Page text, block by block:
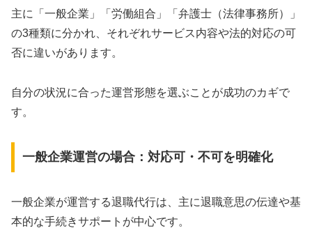
主に「一般企業」「労働組合」「弁護士（法律事務所）」
の3種類に分かれ、それぞれサービス内容や法的対応の可
否に違いがあります。
自分の状況に合った運営形態を選ぶことが成功のカギで
す。
一般企業運営の場合：対応可・不可を明確化
一般企業が運営する退職代行は、主に退職意思の伝達や基
本的な手続きサポートが中心です。